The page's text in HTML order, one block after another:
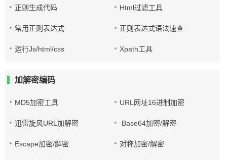
正则生成代码 Html过滤工具
常用正则表达式 正则表达式语法速查
运行Js/html/css Xpath工具
加解密编码
MD5加密工具 URL网址16进制加密
迅雷旋风URL加解密 Base64加密/解密
Escape加密/解密 对称加密/解密